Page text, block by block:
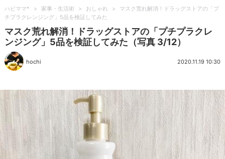
ハピママ* > 家事・生活術 > おしゃれ >
マスク荒れ解消！ドラッグストアの「プ
チプラクレンジング」5品を検証してみた
マスク荒れ解消！ドラッグストアの「プチプラクレ
ンジング」5品を検証してみた（写真 3/12）
hochi 2020.11.19 10:30